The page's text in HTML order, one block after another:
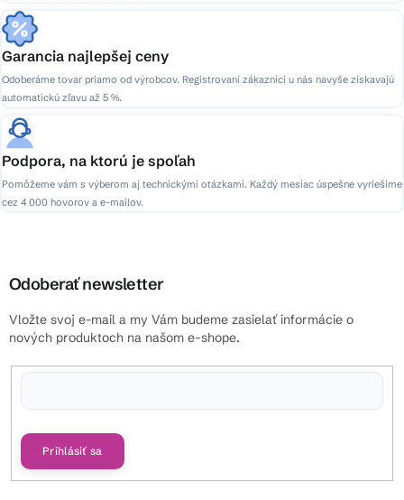
Garancia najlepšej ceny
Odoberáme tovar priamo od výrobcov. Registrovaní zákazníci u nás navyše získavajú
automatickú zľavu až 5 %.
Podpora, na ktorú je spoľah
Pomôžeme vám s výberom aj technickými otázkami. Každý mesiac úspešne vyriešime
cez 4 000 hovorov a e-mailov.
Odoberať newsletter
Vložte svoj e-mail a my Vám budeme zasielať informácie o
nových produktoch na našom e-shope.
Prihlásiť sa